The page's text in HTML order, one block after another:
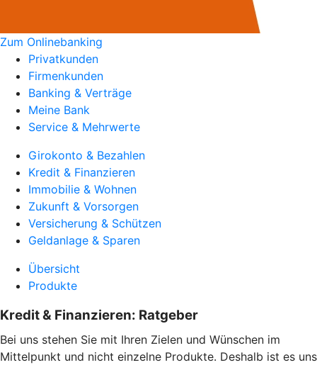
Zum Onlinebanking
Privatkunden
Firmenkunden
Banking & Verträge
Meine Bank
Service & Mehrwerte
Girokonto & Bezahlen
Kredit & Finanzieren
Immobilie & Wohnen
Zukunft & Vorsorgen
Versicherung & Schützen
Geldanlage & Sparen
Übersicht
Produkte
Kredit & Finanzieren: Ratgeber
Bei uns stehen Sie mit Ihren Zielen und Wünschen im
Mittelpunkt und nicht einzelne Produkte. Deshalb ist es uns